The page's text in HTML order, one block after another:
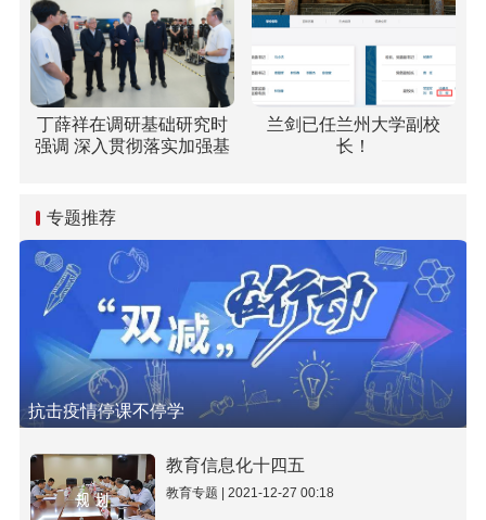
丁薛祥在调研基础研究时
强调 深入贯彻落实加强基
新能力
兰剑已任兰州大学副校
长！
专题推荐
抗击疫情停课不停学
教育信息化十四五
教育专题 | 2021-12-27 00:18